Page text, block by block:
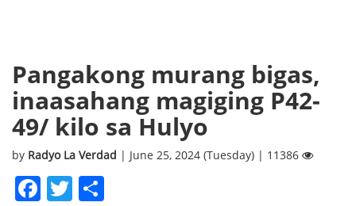
Pangakong murang bigas,
inaasahang magiging P42-
49/ kilo sa Hulyo
by Radyo La Verdad | June 25, 2024 (Tuesday) | 11386
Facebook
Twitter